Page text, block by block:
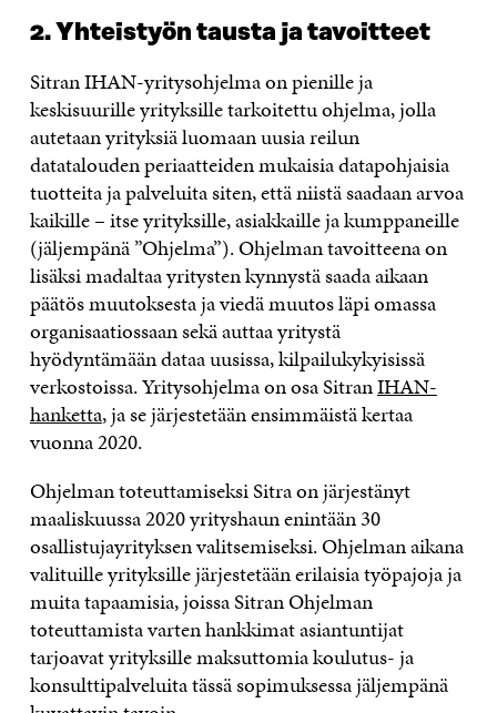
2. Yhteistyön tausta ja tavoitteet
Sitran IHAN-yritysohjelma on pienille ja
keskisuurille yrityksille tarkoitettu ohjelma, jolla
autetaan yrityksiä luomaan uusia reilun
datatalouden periaatteiden mukaisia datapohjaisia
tuotteita ja palveluita siten, että niistä saadaan arvoa
kaikille – itse yrityksille, asiakkaille ja kumppaneille
(jäljempänä ”Ohjelma”). Ohjelman tavoitteena on
lisäksi madaltaa yritysten kynnystä saada aikaan
päätös muutoksesta ja viedä muutos läpi omassa
organisaatiossaan sekä auttaa yritystä
hyödyntämään dataa uusissa, kilpailukykyisissä
verkostoissa. Yritysohjelma on osa SitranIHAN-
hanketta, ja se järjestetään ensimmäistä kertaa
vuonna 2020.
Ohjelman toteuttamiseksi Sitra on järjestänyt
maaliskuussa 2020 yrityshaun enintään 30
osallistujayrityksen valitsemiseksi. Ohjelman aikana
valituille yrityksille järjestetään erilaisia työpajoja ja
muita tapaamisia, joissa Sitran Ohjelman
toteuttamista varten hankkimat asiantuntijat
tarjoavat yrityksille maksuttomia koulutus- ja
konsulttipalveluita tässä sopimuksessa jäljempänä